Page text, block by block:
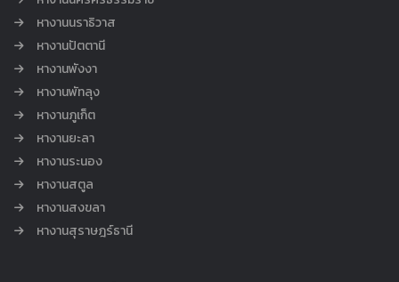
หางานนราธิวาส
หางานปัตตานี
หางานพังงา
หางานพัทลุง
หางานภูเก็ต
หางานยะลา
หางานระนอง
หางานสตูล
หางานสงขลา
หางานสุราษฎร์ธานี